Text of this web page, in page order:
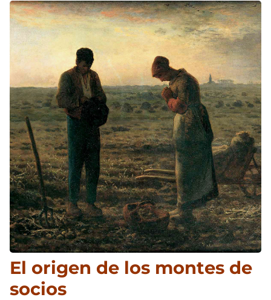
El origen de los montes de
socios